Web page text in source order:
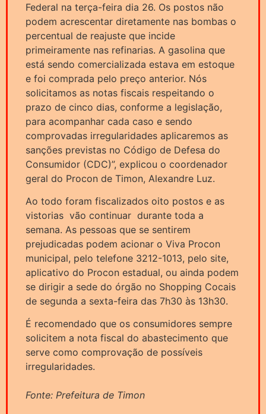
Federal na terça-feira dia 26. Os postos não
podem acrescentar diretamente nas bombas o
percentual de reajuste que incide
primeiramente nas refinarias. A gasolina que
está sendo comercializada estava em estoque
e foi comprada pelo preço anterior. Nós
solicitamos as notas fiscais respeitando o
prazo de cinco dias, conforme a legislação,
para acompanhar cada caso e sendo
comprovadas irregularidades aplicaremos as
sanções previstas no Código de Defesa do
Consumidor (CDC)”, explicou o coordenador
geral do Procon de Timon, Alexandre Luz.
Ao todo foram fiscalizados oito postos e as
vistorias vão continuar durante toda a
semana. As pessoas que se sentirem
prejudicadas podem acionar o Viva Procon
municipal, pelo telefone 3212-1013, pelo site,
aplicativo do Procon estadual, ou ainda podem
se dirigir a sede do órgão no Shopping Cocais
de segunda a sexta-feira das 7h30 às 13h30.
É recomendado que os consumidores sempre
solicitem a nota fiscal do abastecimento que
serve como comprovação de possíveis
irregularidades.
Fonte: Prefeitura de Timon